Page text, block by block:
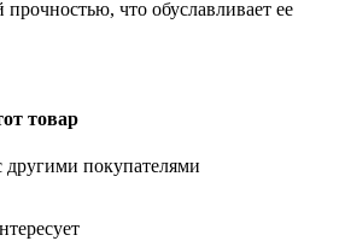
что обуславливает ее
товар
покупателями